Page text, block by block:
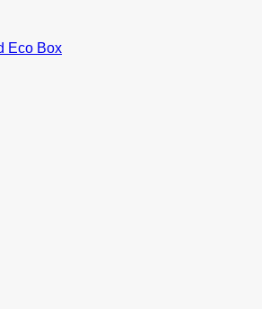
Eco Box